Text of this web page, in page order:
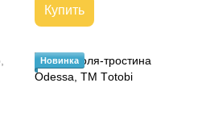
Купить
Новинка